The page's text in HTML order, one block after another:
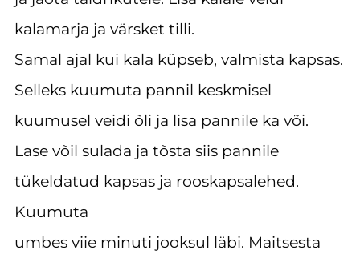
kalamarja ja värsket tilli.
Samal ajal kui kala küpseb, valmista kapsas.
Selleks kuumuta pannil keskmisel
kuumusel veidi õli ja lisa pannile ka või.
Lase võil sulada ja tõsta siis pannile
tükeldatud kapsas ja rooskapsalehed.
Kuumuta
umbes viie minuti jooksul läbi. Maitsesta